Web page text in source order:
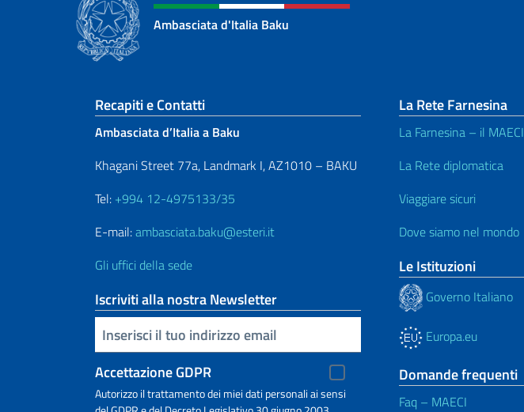
Ambasciata d'Italia Baku
Sezione footer
Recapiti e Contatti
Ambasciata d’Italia a Baku
Khagani Street 77a, Landmark I, AZ1010 – BAKU
Tel: +994 12-4975133/35
E-mail:ambasciata.baku@esteri.it
Gli uffici della sede
Iscriviti alla nostra Newsletter
Inserisci la tua email
Accettazione GDPR
Autorizzo il trattamento dei miei dati personali ai sensi
La Rete Farnesina
La Farnesina – il MAECI
La Rete diplomatica
Viaggiare sicuri
Dove siamo nel mondo
Le Istituzioni
Governo Italiano
Europa.eu
Domande frequenti
Faq – MAECI